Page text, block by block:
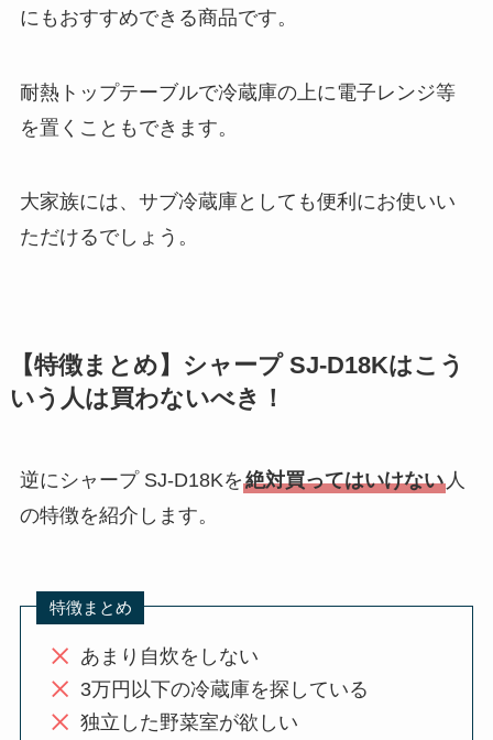
にもおすすめできる商品です。
耐熱トップテーブルで冷蔵庫の上に電子レンジ等
を置くこともできます。
大家族には、サブ冷蔵庫としても便利にお使いい
ただけるでしょう。
【特徴まとめ】シャープ SJ-D18Kはこう
いう人は買わないべき！
逆にシャープ SJ-D18Kを絶対買ってはいけない人
の特徴を紹介します。
特徴まとめ
あまり自炊をしない
3万円以下の冷蔵庫を探している
独立した野菜室が欲しい